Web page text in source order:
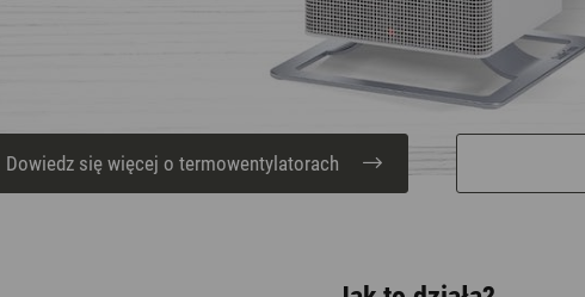
Dowiedz się więcej o termowentylatorach